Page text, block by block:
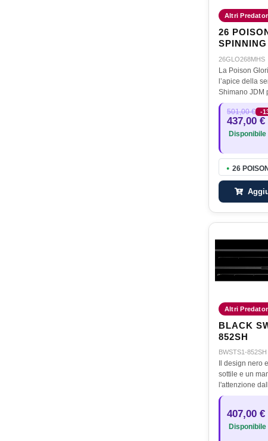
Altri
26
15gr
26GLO268MHS
La Poison
l’apice della
Shimano JDM
artificiali in
in
agonisti
501,00 € -
437,00 €
Disponibile
● 26
Altri
BLACK
852SH
BWSTS1-852SH
Il design nero
sottile e un
l'attenzione
canna da tutte
407,00 €
Disponibile